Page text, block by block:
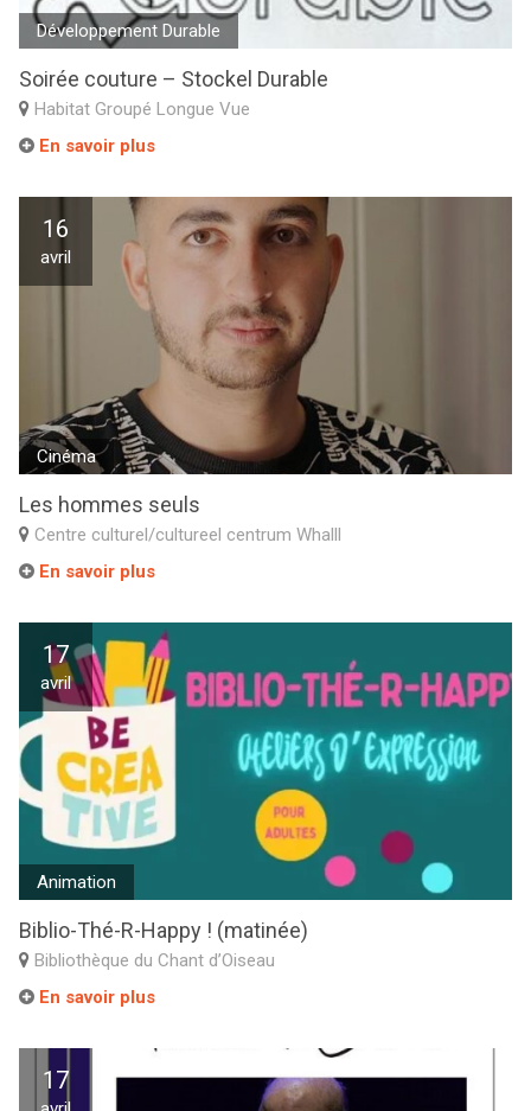
Développement Durable
Soirée couture – Stockel Durable
Habitat Groupé Longue Vue
En savoir plus
16
avril
Cinéma
Les hommes seuls
Centre culturel/cultureel centrum Whalll
En savoir plus
17
avril
Animation
Biblio-Thé-R-Happy ! (matinée)
Bibliothèque du Chant d’Oiseau
En savoir plus
17